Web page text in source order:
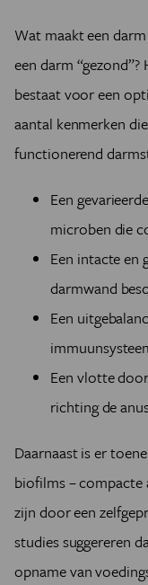
Wat maakt een
een darm
bestaat voor een
aantal kenmerken
functionerend
Een
microben die
Een intacte en
darmwand
Een
Een vlotte
richting de
Daarnaast is er
biofilms – compacte
zijn door een
studies suggereren
opname van